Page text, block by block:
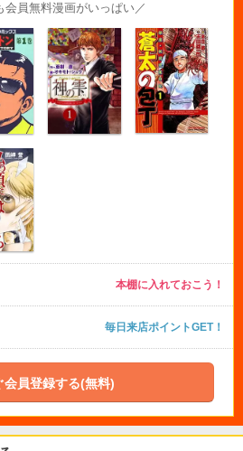
会員無料漫画がいっぱい／
本棚に入れておこう！
毎日来店ポイントGET！
会員登録する(無料)